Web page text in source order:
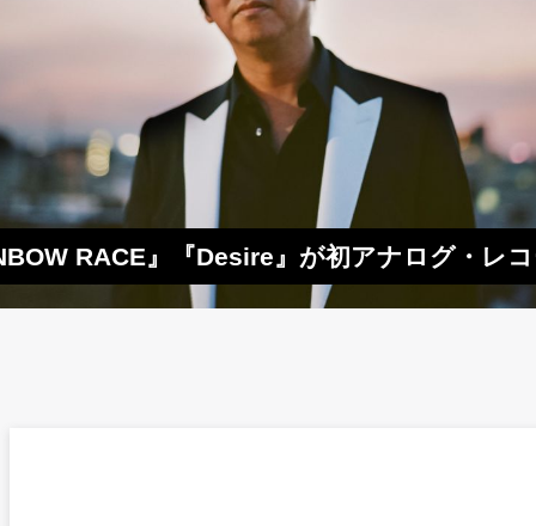
RACE』『Desire』が初アナログ・レ